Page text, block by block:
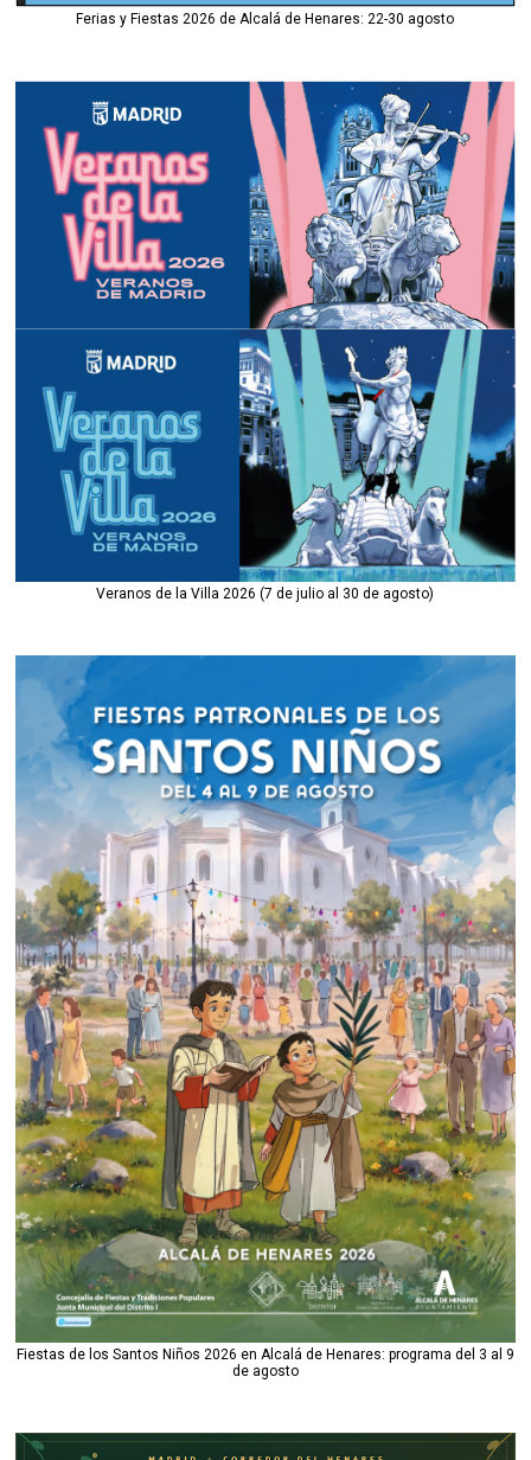
Ferias y Fiestas 2026 de Alcalá de Henares: 22-30 agosto
Veranos de la Villa 2026 (7 de julio al 30 de agosto)
Fiestas de los Santos Niños 2026 en Alcalá de Henares: programa del 3 al 9
de agosto